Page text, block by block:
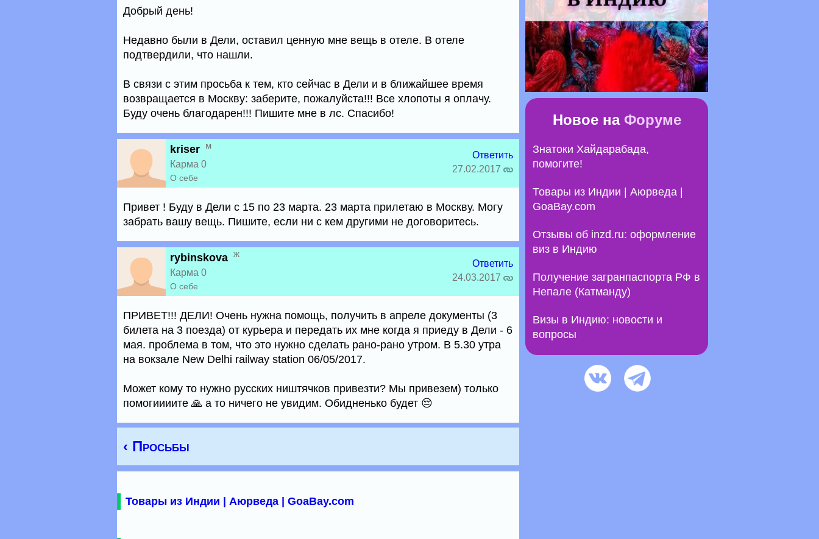
Добрый день!
Недавно были в Дели, оставил ценную мне вещь в отеле. В отеле
подтвердили, что нашли.
В связи с этим просьба к тем, кто сейчас в Дели и в ближайшее время
возвращается в Москву: заберите, пожалуйста!!! Все хлопоты я оплачу.
Буду очень благодарен!!! Пишите мне в лс. Спасибо!
kriser м
Карма 0
О себе
Ответить
27.02.2017
Привет ! Буду в Дели с 15 по 23 марта. 23 марта прилетаю в Москву. Могу
забрать вашу вещь. Пишите, если ни с кем другими не договоритесь.
rybinskova ж
Карма 0
О себе
Ответить
24.03.2017
ПРИВЕТ!!! ДЕЛИ! Очень нужна помощь, получить в апреле документы (3
билета на 3 поезда) от курьера и передать их мне когда я приеду в Дели - 6
мая. проблема в том, что это нужно сделать рано-рано утром. В 5.30 утра
на вокзале New Delhi railway station 06/05/2017.
Может кому то нужно русских ништячков привезти? Мы привезем) только
помогиииите 🙏 а то ничего не увидим. Обидненько будет 😔
‹ Просьбы
Товары из Индии | Аюрведа | GoaBay.com
Новое на Форуме
Знатоки Хайдарабада,
помогите!
Товары из Индии | Аюрведа |
GoaBay.com
Отзывы об inzd.ru: оформление
виз в Индию
Получение загранпаспорта РФ в
Непале (Катманду)
Визы в Индию: новости и
вопросы